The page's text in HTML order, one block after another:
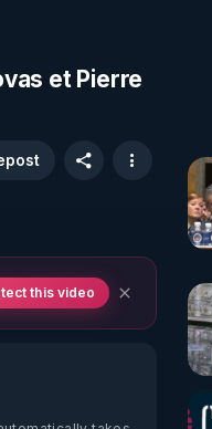
et Pierre
this video